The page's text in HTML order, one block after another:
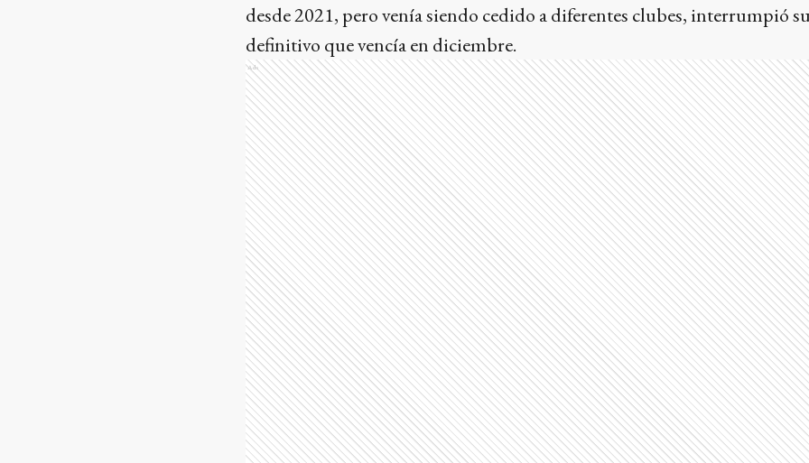
desde 2021, pero venía siendo cedido a diferentes clubes, interrumpió
definitivo que vencía en diciembre.
Ads